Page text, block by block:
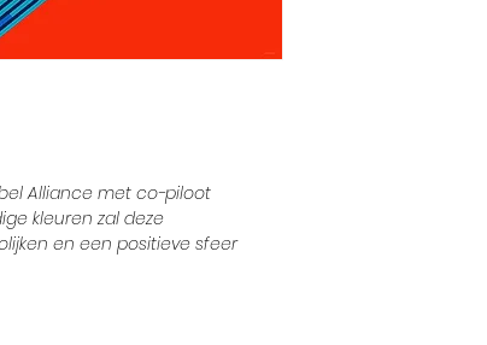
Alliance met co-piloot
kleuren zal deze
en een positieve sfeer